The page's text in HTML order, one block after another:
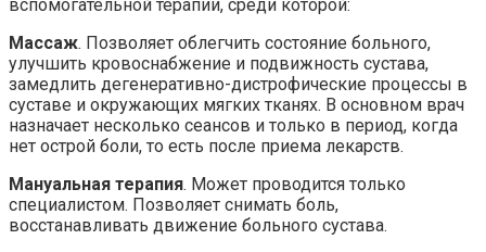
вспомогательной терапии, среди которой:
Массаж. Позволяет облегчить состояние больного,
улучшить кровоснабжение и подвижность сустава,
замедлить дегенеративно-дистрофические процессы в
суставе и окружающих мягких тканях. В основном врач
назначает несколько сеансов и только в период, когда
нет острой боли, то есть после приема лекарств.
Мануальная терапия. Может проводится только
специалистом. Позволяет снимать боль,
восстанавливать движение больного сустава.